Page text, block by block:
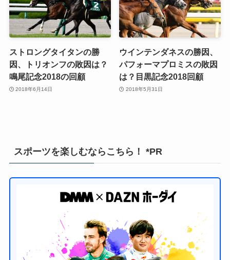
ストロングタイタンの勝
因、トリオンフの敗因は？
鳴尾記念2018の回顧
2018年6月14日
ウインテンダネスの勝因、
パフォーマプロミスの敗因
は？目黒記念2018回顧
2018年5月31日
スポーツを楽しむならこちら！ *PR